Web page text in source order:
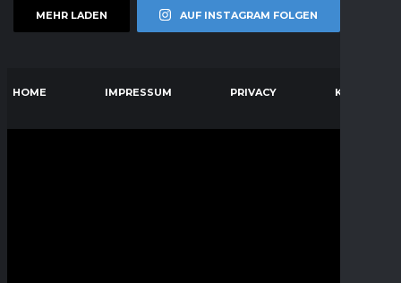
MEHR LADEN AUF INSTAGRAM FOLGEN
HOME IMPRESSUM PRIVACY KONTAKT